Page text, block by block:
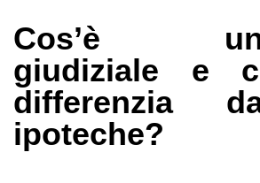
Cos’è
giudiziale e
differenzia
ipoteche?